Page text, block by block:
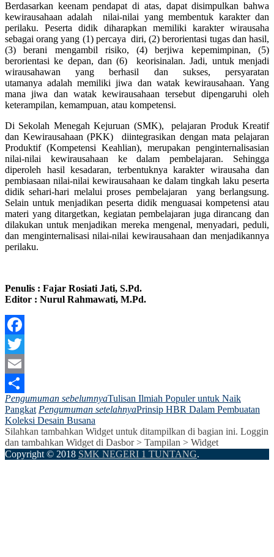
Berdasarkan keenam pendapat di atas, dapat disimpulkan bahwa
kewirausahaan adalah nilai-nilai yang membentuk karakter dan
perilaku. Peserta didik diharapkan memiliki karakter wirausaha
sebagai orang yang (1) percaya diri, (2) berorientasi tugas dan hasil,
(3) berani mengambil risiko, (4) berjiwa kepemimpinan, (5)
berorientasi ke depan, dan (6) keorisinalan. Jadi, untuk menjadi
wirausahawan yang berhasil dan sukses, persyaratan
utamanya adalah memiliki jiwa dan watak kewirausahaan. Yang
mana jiwa dan watak kewirausahaan tersebut dipengaruhi oleh
keterampilan, kemampuan, atau kompetensi.
Di Sekolah Menegah Kejuruan (SMK), pelajaran Produk Kreatif
dan Kewirausahaan (PKK) diintegrasikan dengan mata pelajaran
Produktif (Kompetensi Keahlian), merupakan penginternalisasian
nilai-nilai kewirausahaan ke dalam pembelajaran. Sehingga
diperoleh hasil kesadaran, terbentuknya karakter wirausaha dan
pembiasaan nilai-nilai kewirausahaan ke dalam tingkah laku peserta
didik sehari-hari melalui proses pembelajaran yang berlangsung.
Selain untuk menjadikan peserta didik menguasai kompetensi atau
materi yang ditargetkan, kegiatan pembelajaran juga dirancang dan
dilakukan untuk menjadikan mereka mengenal, menyadari, peduli,
dan menginternalisasi nilai-nilai kewirausahaan dan menjadikannya
perilaku.
Penulis : Fajar Rosiati Jati, S.Pd.
Editor : Nurul Rahmawati, M.Pd.
Facebook
Twitter
Email
Share
Pengumuman sebelumnyaTulisan Ilmiah Populer untuk Naik
Pangkat Pengumuman setelahnyaPrinsip HBR Dalam Pembuatan
Koleksi Desain Busana
Silahkan tambahkan Widget untuk ditampilkan di bagian ini. Loggin
dan tambahkan Widget di Dasbor > Tampilan > Widget
Copyright © 2018 SMK NEGERI 1 TUNTANG.